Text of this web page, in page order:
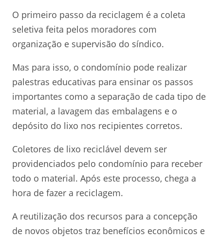
O primeiro passo da reciclagem é a coleta
seletiva feita pelos moradores com
organização e supervisão do síndico.
Mas para isso, o condomínio pode realizar
palestras educativas para ensinar os passos
importantes como a separação de cada tipo de
material, a lavagem das embalagens e o
depósito do lixo nos recipientes corretos.
Coletores de lixo reciclável devem ser
providenciados pelo condomínio para receber
todo o material. Após este processo, chega a
hora de fazer a reciclagem.
A reutilização dos recursos para a concepção
de novos objetos traz benefícios econômicos e